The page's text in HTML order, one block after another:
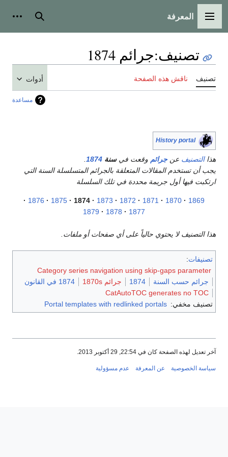
القائمة الرئيسية
المعرفة بحث
تصنيف:جرائم 1874
تصنيف ناقش هذه الصفحة أدوات
مساعدة
History portal
هذاالتصنيف عنجرائم وقعت فيسنة 1874
يجب أن تستخدم المقالات المتعلقة بالجرائم المتسلسلة السنة التي
ارتكبت فيها أول جريمة محددة في تلك السلسلة
1869
1870
1871
1872
1873
1874
1875
1876
1877
1878
1879
هذا التصنيف لا يحتوي حالياً على أي صفحات أو ملفات.
تصنيفات:
Category series navigation using skip-gaps parameter
جرائم حسب السنة
1874 جرائم 1870s
1874 في القانون
CatAutoTOC generates no TOC
تصنيف مخفي: Portal templates with redlinked portals
آخر تعديل لهذه الصفحة كان في 22:54, 29 أكتوبر 2013.
سياسة الخصوصية عن المعرفة عدم مسؤولية